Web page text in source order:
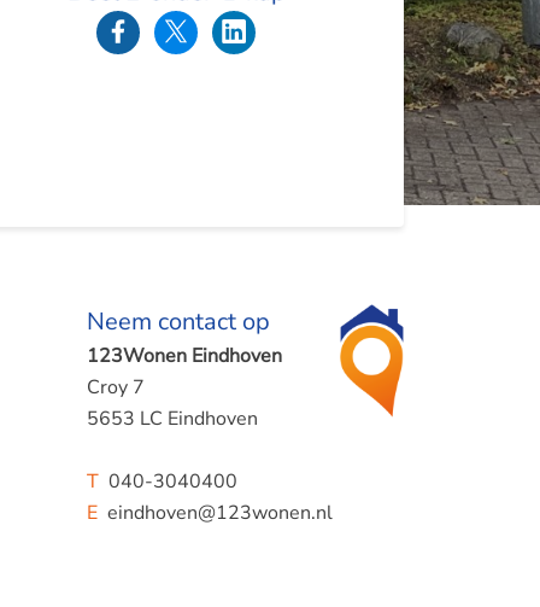
Neem contact op
123Wonen Eindhoven
Croy 7
5653 LC Eindhoven
T040-3040400
Eeindhoven@123wonen.nl